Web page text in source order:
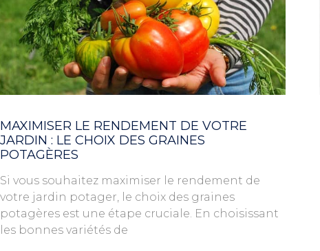
MAXIMISER LE RENDEMENT DE VOTRE
JARDIN : LE CHOIX DES GRAINES
POTAGÈRES
Si vous souhaitez maximiser le rendement de
votre jardin potager, le choix des graines
potagères est une étape cruciale. En choisissant
les bonnes variétés de